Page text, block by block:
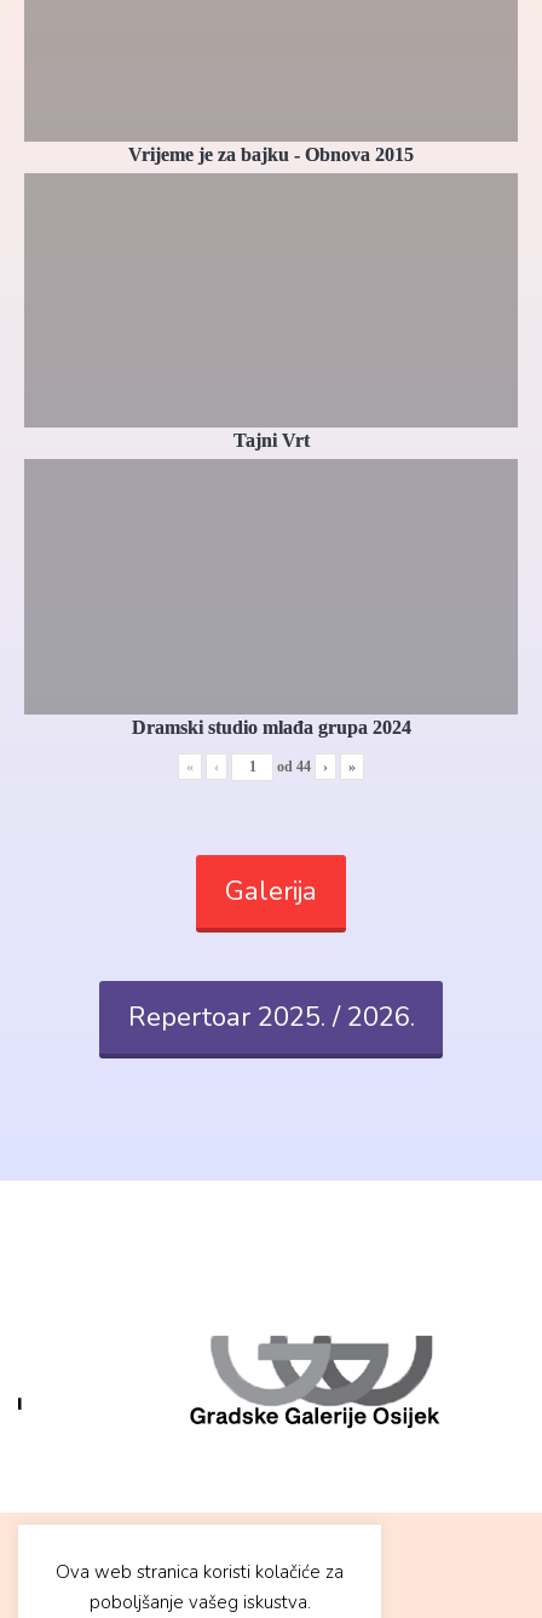
Vrijeme je za bajku - Obnova 2015
Tajni Vrt
Dramski studio mlađa grupa 2024
« ‹ od 44 › »
Galerija
Repertoar 2025. / 2026.
F
I
Ova web stranica koristi kolačiće za
poboljšanje vašeg iskustva.